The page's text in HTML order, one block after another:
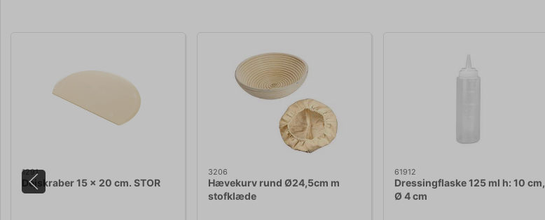
1291
Dejskraber 15 x 20 cm. STOR
3206
Hævekurv rund Ø24,5cm m
stofklæde
61912
Dressingflaske 125 ml h: 10 cm,
Ø 4 cm